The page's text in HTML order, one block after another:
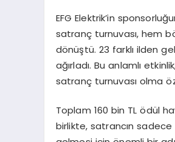
EFG Elektrik’in
satranç turnuvası, hem
dönüştü. 23 farklı ilden
ağırladı. Bu anlamlı
satranç turnuvası olma
Toplam 160 bin TL ödül
birlikte, satrancın sadece